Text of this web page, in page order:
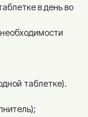
в день во
таблетке).